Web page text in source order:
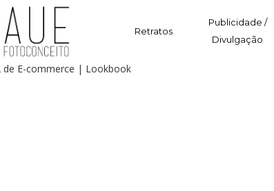
Retratos
Publicidade /
Divulgação